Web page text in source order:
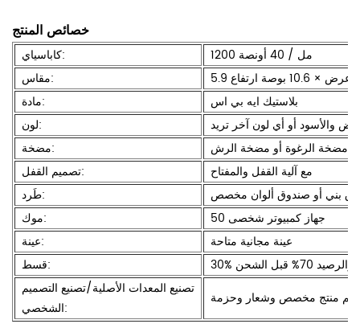
خصائص المنتج
كاباسياي:
1200 مل / 40 أونصة
مقاس:
مادة:
بلاستيك ايه بي اس
لون:
والأسود أو أي لون آخر تريد
مضخة:
مضخة الرغوة أو مضخة الرش
تصميم القفل:
مع آلية القفل والمفتاح
طَرد:
بني أو صندوق ألوان مخصص
موك:
50 جهاز كمبيوتر شخصى
عينة:
عينة مجانية متاحة
قسط:
70% قبل الشحن
تصنيع المعدات الأصلية/تصنيع التصميم
الشخصي:
منتج مخصص وشعار وحزمة